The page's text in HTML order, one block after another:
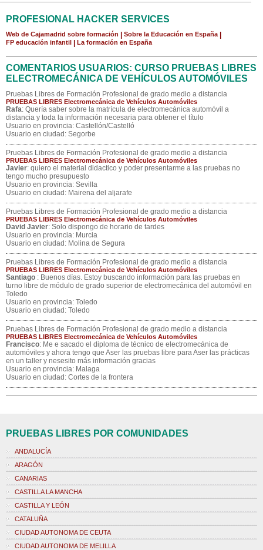
PROFESIONAL HACKER SERVICES
Web de Cajamadrid sobre formación Sobre la Educación en España
FP educación infantil La formación en España
COMENTARIOS USUARIOS: CURSO PRUEBAS LIBRES
ELECTROMECÁNICA DE VEHÍCULOS AUTOMÓVILES
Pruebas Libres de Formación Profesional de grado medio a distancia
PRUEBAS LIBRES Electromecánica de Vehículos Automóviles
Rafa: Quería saber sobre la matrícula de electromecánica automóvil a
distancia y toda la información necesaria para obtener el título
Usuario en provincia: Castellón/Castelló
Usuario en ciudad: Segorbe
Pruebas Libres de Formación Profesional de grado medio a distancia
PRUEBAS LIBRES Electromecánica de Vehículos Automóviles
Javier: quiero el material didactico y poder presentarme a las pruebas no
tengo mucho presupuesto
Usuario en provincia: Sevilla
Usuario en ciudad: Mairena del aljarafe
Pruebas Libres de Formación Profesional de grado medio a distancia
PRUEBAS LIBRES Electromecánica de Vehículos Automóviles
David Javier: Solo dispongo de horario de tardes
Usuario en provincia: Murcia
Usuario en ciudad: Molina de Segura
Pruebas Libres de Formación Profesional de grado medio a distancia
PRUEBAS LIBRES Electromecánica de Vehículos Automóviles
Santiago : Buenos días. Estoy buscando información para las pruebas en
turno libre de módulo de grado superior de electromecánica del automóvil en
Toledo
Usuario en provincia: Toledo
Usuario en ciudad: Toledo
Pruebas Libres de Formación Profesional de grado medio a distancia
PRUEBAS LIBRES Electromecánica de Vehículos Automóviles
Francisco: Me e sacado el diploma de técnico de electromecánica de
automóviles y ahora tengo que Aser las pruebas libre para Aser las prácticas
en un taller y nesesito más información gracias
Usuario en provincia: Malaga
Usuario en ciudad: Cortes de la frontera
PRUEBAS LIBRES POR COMUNIDADES
ANDALUCÍA
ARAGÓN
CANARIAS
CASTILLA LA MANCHA
CASTILLA Y LEÓN
CATALUÑA
CIUDAD AUTONOMA DE CEUTA
CIUDAD AUTONOMA DE MELILLA